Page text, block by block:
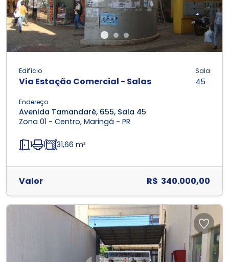
Edifício
Via Estação Comercial - Salas
Sala
45
Endereço
Avenida Tamandaré, 655, Sala 45
Zona 01 - Centro, Maringá - PR
1 1 31,66 m²
Valor R$ 340.000,00